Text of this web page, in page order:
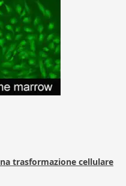
trasformazione cellulare